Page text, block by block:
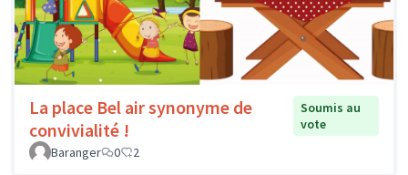
La place Bel air synonyme de
convivialité !
Soumis au
vote
Baranger
0 2